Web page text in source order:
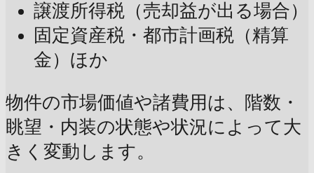
譲渡所得税（売却益が出る場合）
固定資産税・都市計画税（精算
金）ほか
物件の市場価値や諸費用は、階数・
眺望・内装の状態や状況によって大
きく変動します。